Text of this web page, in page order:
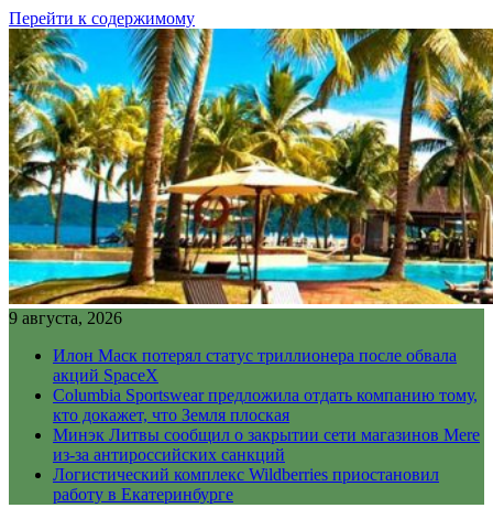
Перейти к содержимому
9 августа, 2026
Илон Маск потерял статус триллионера после обвала
акций SpaceX
Columbia Sportswear предложила отдать компанию тому,
кто докажет, что Земля плоская
Минэк Литвы сообщил о закрытии сети магазинов Mere
из-за антироссийских санкций
Логистический комплекс Wildberries приостановил
работу в Екатеринбурге